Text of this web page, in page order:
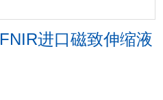
进口磁致伸缩液